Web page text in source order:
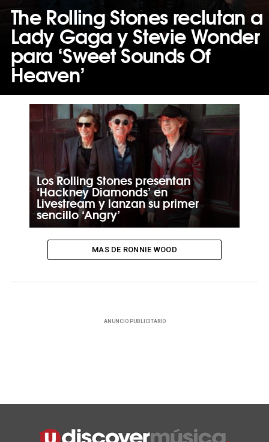
The Rolling Stones reclutan a
Lady Gaga y Stevie Wonder
para ‘Sweet Sounds Of
Heaven’
Los Rolling Stones presentan
‘Hackney Diamonds’ en
Livestream y lanzan su primer
sencillo ‘Angry’
MAS DE RONNIE WOOD
ANUNCIO PUBLICITARIO